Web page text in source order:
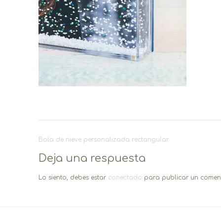
Navegación
entradas
Bola de nieve personalizada rectangular
Deja una respuesta
Lo siento, debes estar conectado para publicar un